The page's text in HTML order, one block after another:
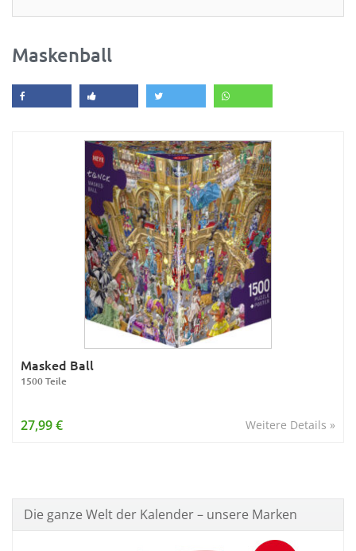
Maskenball
Masked Ball
1500 Teile
Weitere Details »
27,99 €
Die ganze Welt der Kalender – unsere Marken